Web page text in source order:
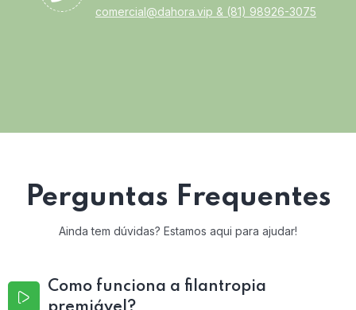
comercial@dahora.vip & (81) 98926-3075
Perguntas Frequentes
Ainda tem dúvidas? Estamos aqui para ajudar!
Como funciona a filantropia